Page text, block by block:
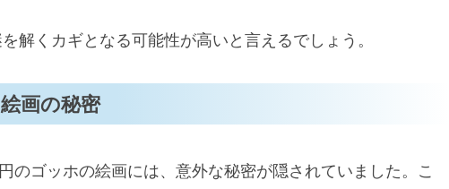
解くカギとなる可能性が高いと言えるでしょう。
画の秘密
のゴッホの絵画には、意外な秘密が隠されていました。こ